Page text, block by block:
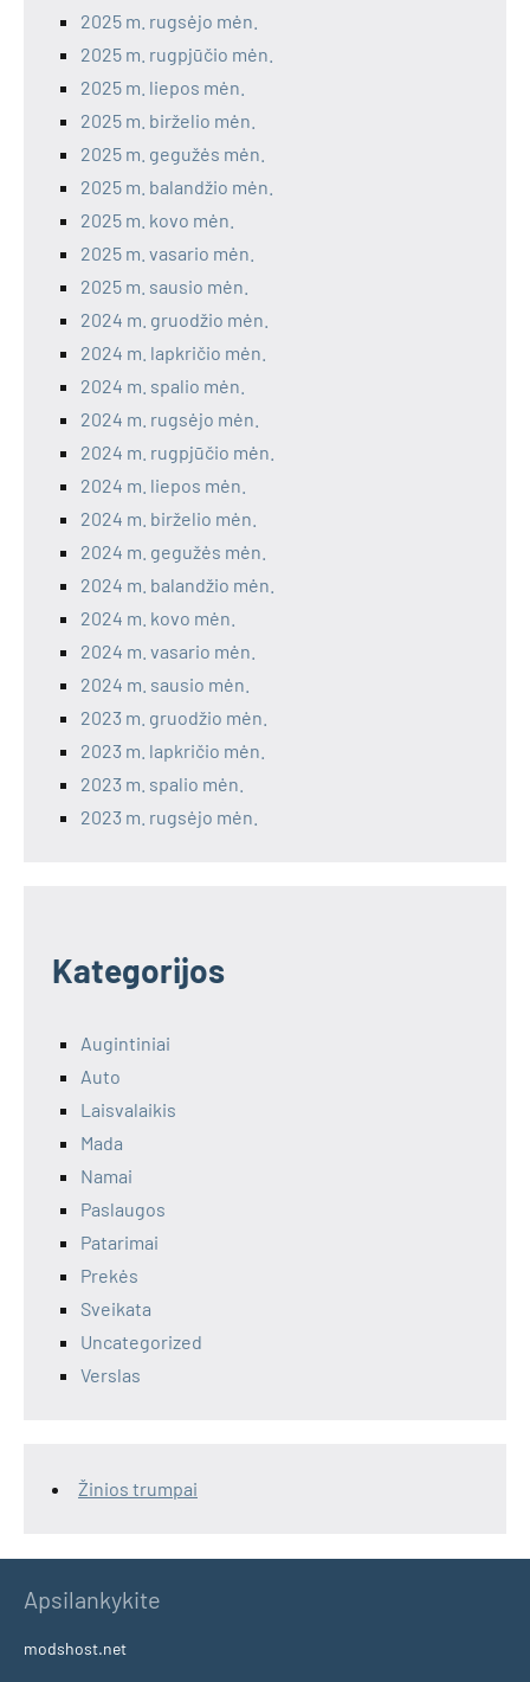
2025 m. rugsėjo mėn.
2025 m. rugpjūčio mėn.
2025 m. liepos mėn.
2025 m. birželio mėn.
2025 m. gegužės mėn.
2025 m. balandžio mėn.
2025 m. kovo mėn.
2025 m. vasario mėn.
2025 m. sausio mėn.
2024 m. gruodžio mėn.
2024 m. lapkričio mėn.
2024 m. spalio mėn.
2024 m. rugsėjo mėn.
2024 m. rugpjūčio mėn.
2024 m. liepos mėn.
2024 m. birželio mėn.
2024 m. gegužės mėn.
2024 m. balandžio mėn.
2024 m. kovo mėn.
2024 m. vasario mėn.
2024 m. sausio mėn.
2023 m. gruodžio mėn.
2023 m. lapkričio mėn.
2023 m. spalio mėn.
2023 m. rugsėjo mėn.
Kategorijos
Augintiniai
Auto
Laisvalaikis
Mada
Namai
Paslaugos
Patarimai
Prekės
Sveikata
Uncategorized
Verslas
Žinios trumpai
Apsilankykite
modshost.net